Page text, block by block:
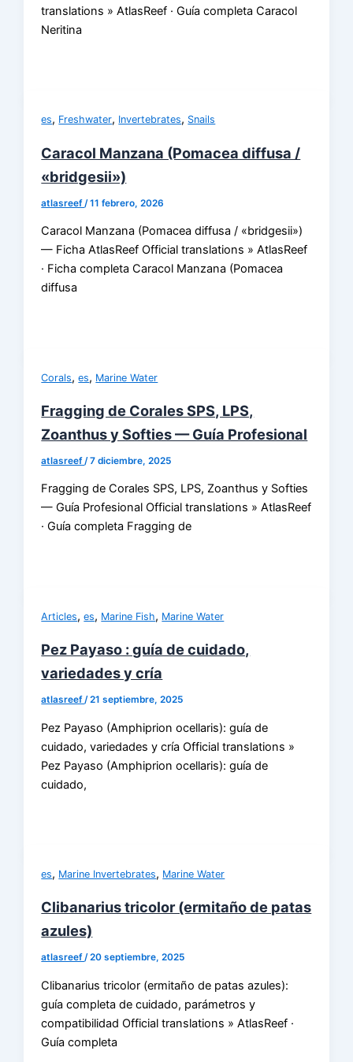
translations » AtlasReef · Guía completa Caracol
Neritina
es, Freshwater, Invertebrates, Snails
Caracol Manzana (Pomacea diffusa /
«bridgesii»)
atlasreef /11 febrero, 2026
Caracol Manzana (Pomacea diffusa / «bridgesii»)
— Ficha AtlasReef Official translations » AtlasReef
· Ficha completa Caracol Manzana (Pomacea
diffusa
Corals,es, Marine Water
Fragging de Corales SPS, LPS,
Zoanthus y Softies — Guía Profesional
atlasreef/7 diciembre, 2025
Fragging de Corales SPS, LPS, Zoanthus y Softies
— Guía Profesional Official translations » AtlasReef
· Guía completa Fragging de
Articles,es, Marine Fish, Marine Water
Pez Payaso : guía de cuidado,
variedades y cría
atlasreef/21 septiembre, 2025
Pez Payaso (Amphiprion ocellaris): guía de
cuidado, variedades y cría Official translations »
Pez Payaso (Amphiprion ocellaris): guía de
cuidado,
es, Marine Invertebrates, Marine Water
Clibanarius tricolor (ermitaño de patas
azules)
atlasreef/20 septiembre, 2025
Clibanarius tricolor (ermitaño de patas azules):
guía completa de cuidado, parámetros y
compatibilidad Official translations » AtlasReef ·
Guía completa